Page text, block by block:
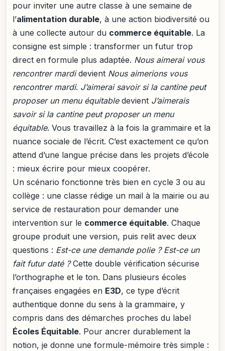
pour inviter une autre classe à une semaine de
l’alimentation durable, à une action biodiversité ou
à une collecte autour du commerce équitable. La
consigne est simple : transformer un futur trop
direct en formule plus adaptée. Nous aimerai vous
rencontrer mardidevient Nous aimerions vous
rencontrer mardi. J’aimerai savoir si la cantine peut
proposer un menu équitabledevient J’aimerais
savoir si la cantine peut proposer un menu
équitable. Vous travaillez à la fois la grammaire et la
nuance sociale de l’écrit. C’est exactement ce qu’on
attend d’une langue précise dans les projets d’école
: mieux écrire pour mieux coopérer.
Un scénario fonctionne très bien en cycle 3 ou au
collège : une classe rédige un mail à la mairie ou au
service de restauration pour demander une
intervention sur le commerce équitable. Chaque
groupe produit une version, puis relit avec deux
questions : Est-ce une demande polie ? Est-ce un
fait futur daté ?Cette double vérification sécurise
l’orthographe et le ton. Dans plusieurs écoles
françaises engagées en E3D, ce type d’écrit
authentique donne du sens à la grammaire, y
compris dans des démarches proches du label
Écoles Équitable. Pour ancrer durablement la
notion, je donne une formule-mémoire très simple :